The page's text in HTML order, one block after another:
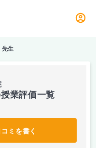
先生
授業評価一覧
ミを書く